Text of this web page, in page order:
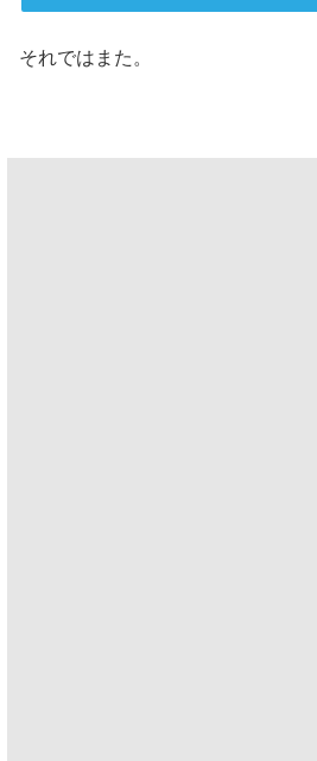
それではまた。